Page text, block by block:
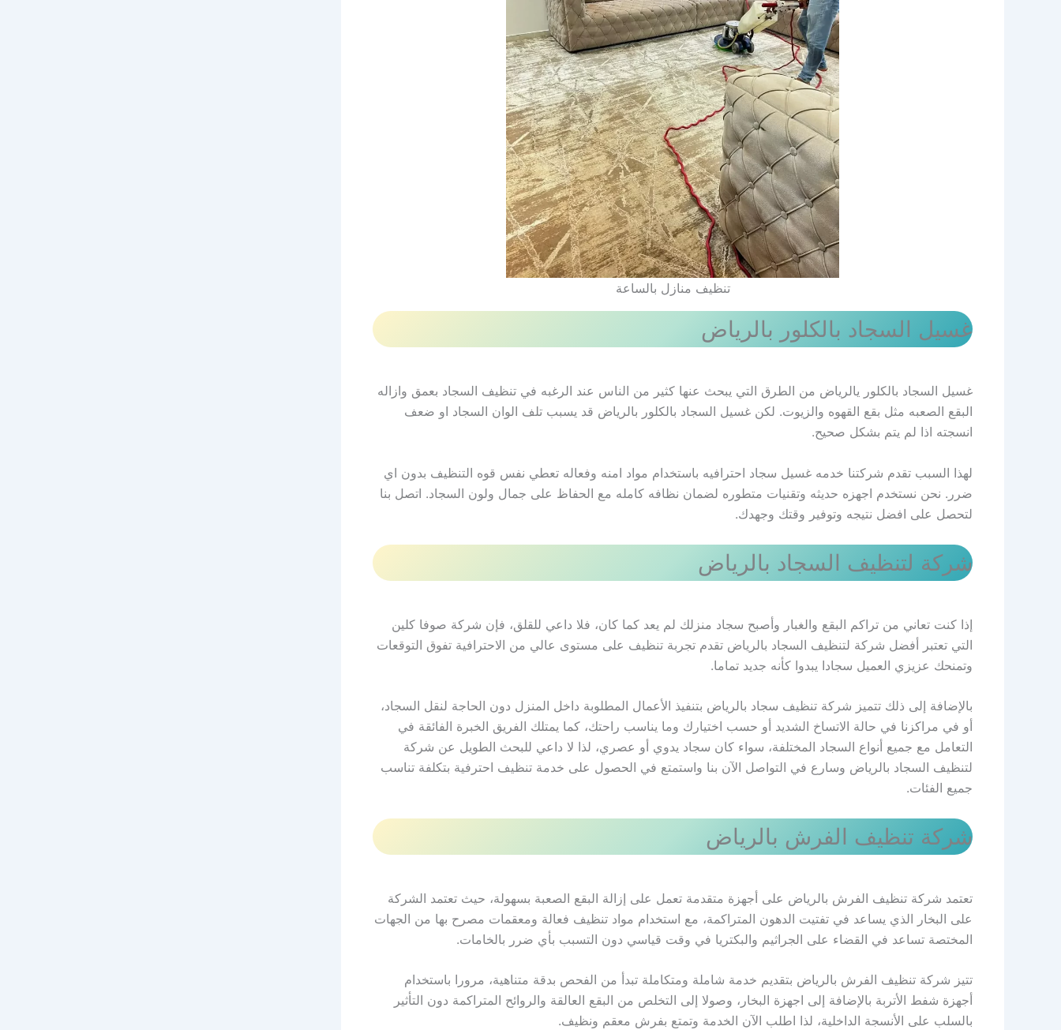
تنظيف منازل بالساعة
غسيل السجاد بالكلور بالرياض
غسيل السجاد بالكلور يالرياض من الطرق التي يبحث عنها كثير من الناس عند الرغبه في تنظيف السجاد بعمق وازاله
البقع الصعبه مثل بقع القهوه والزيوت. لكن غسيل السجاد بالكلور بالرياض قد يسبب تلف الوان السجاد او ضعف
انسجته اذا لم يتم بشكل صحيح.
لهذا السبب تقدم شركتنا خدمه غسيل سجاد احترافيه باستخدام مواد امنه وفعاله تعطي نفس قوه التنظيف بدون اي
ضرر. نحن نستخدم اجهزه حديثه وتقنيات متطوره لضمان نظافه كامله مع الحفاظ على جمال ولون السجاد. اتصل بنا
لتحصل على افضل نتيجه وتوفير وقتك وجهدك.
شركة لتنظيف السجاد بالرياض
إذا كنت تعاني من تراكم البقع والغبار وأصبح سجاد منزلك لم يعد كما كان، فلا داعي للقلق، فإن شركة صوفا كلين
التي تعتبر أفضل شركة لتنظيف السجاد بالرياض تقدم تجربة تنظيف على مستوى عالي من الاحترافية تفوق التوقعات
وتمنحك عزيزي العميل سجادا يبدوا كأنه جديد تماما.
بالإضافة إلى ذلك تتميز شركة تنظيف سجاد بالرياض بتنفيذ الأعمال المطلوبة داخل المنزل دون الحاجة لنقل السجاد،
أو في مراكزنا في حالة الاتساخ الشديد أو حسب اختيارك وما يناسب راحتك، كما يمتلك الفريق الخبرة الفائقة في
التعامل مع جميع أنواع السجاد المختلفة، سواء كان سجاد يدوي أو عصري، لذا لا داعي للبحث الطويل عن شركة
لتنظيف السجاد بالرياض وسارع في التواصل الآن بنا واستمتع في الحصول على خدمة تنظيف احترفية بتكلفة تناسب
جميع الفئات.
شركة تنظيف الفرش بالرياض
تعتمد شركة تنظيف الفرش بالرياض على أجهزة متقدمة تعمل على إزالة البقع الصعبة بسهولة، حيث تعتمد الشركة
على البخار الذي يساعد في تفتيت الدهون المتراكمة، مع استخدام مواد تنظيف فعالة ومعقمات مصرح بها من الجهات
المختصة تساعد في القضاء على الجراثيم والبكتريا في وقت قياسي دون التسبب بأي ضرر بالخامات.
تتيز شركة تنظيف الفرش بالرياض بتقديم خدمة شاملة ومتكاملة تبدأ من الفحص بدقة متناهية، مرورا باستخدام
أجهزة شفط الأتربة بالإضافة إلى اجهزة البخار، وصولا إلى التخلص من البقع العالقة والروائح المتراكمة دون التأثير
بالسلب على الأنسجة الداخلية، لذا اطلب الآن الخدمة وتمتع بفرش معقم ونظيف.